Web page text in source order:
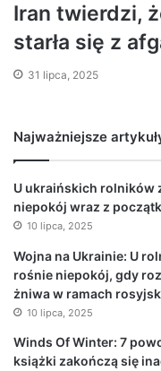
Iran twierdzi,
starła się z
31 lipca, 2025
Najważniejsze
U ukraińskich rolników
niepokój wraz z
10 lipca, 2025
Wojna na Ukrainie: U
rośnie niepokój, gdy
żniwa w ramach
10 lipca, 2025
Winds Of Winter: 7
książki zakończą się